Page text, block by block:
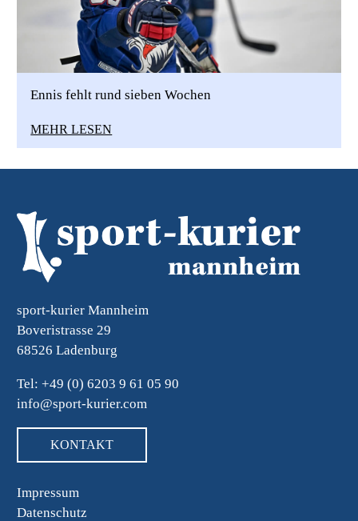
Ennis fehlt rund sieben Wochen
MEHR LESEN
sport-kurier Mannheim
Boveristrasse 29
68526 Ladenburg
Tel: +49 (0) 6203 9 61 05 90
info@sport-kurier.com
KONTAKT
Impressum
Datenschutz